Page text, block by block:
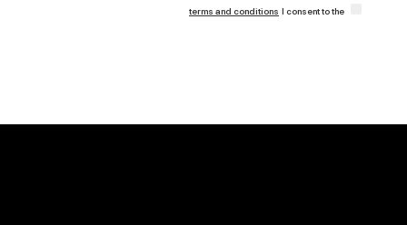
I consent to the
terms and conditions